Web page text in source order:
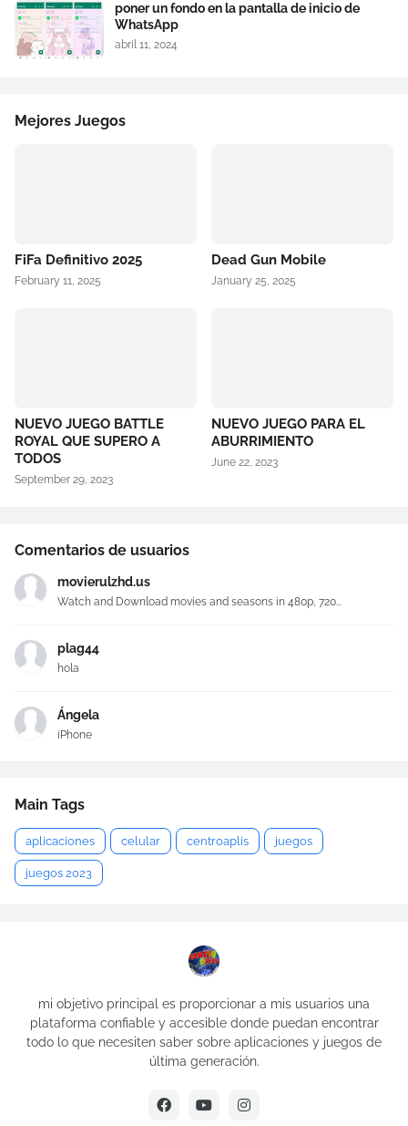
poner un fondo en la pantalla de inicio de
WhatsApp
abril 11, 2024
Mejores Juegos
FiFa Definitivo 2025
February 11, 2025
Dead Gun Mobile
January 25, 2025
NUEVO JUEGO BATTLE
ROYAL QUE SUPERO A
TODOS
September 29, 2023
NUEVO JUEGO PARA EL
ABURRIMIENTO
June 22, 2023
Comentarios de usuarios
movierulzhd.us
Watch and Download movies and seasons in 480p, 720...
plag44
hola
Ángela
iPhone
Main Tags
aplicaciones celular centroaplis juegos
juegos 2023
mi objetivo principal es proporcionar a mis usuarios una
plataforma confiable y accesible donde puedan encontrar
todo lo que necesiten saber sobre aplicaciones y juegos de
última generación.